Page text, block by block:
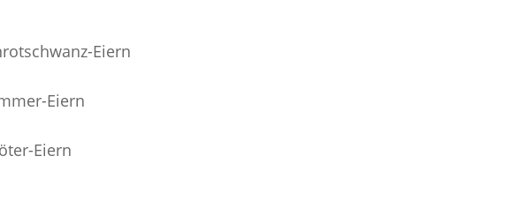
Eiern
Eiern
Eiern